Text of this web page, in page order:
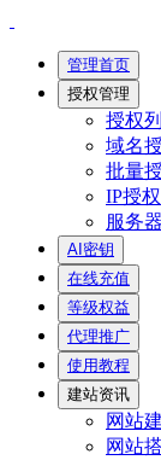
管理首页
授权管理
授权
域名
批量
IP授权
服务
AI密钥
在线充值
等级权益
代理推广
使用教程
建站资讯
网站
网站